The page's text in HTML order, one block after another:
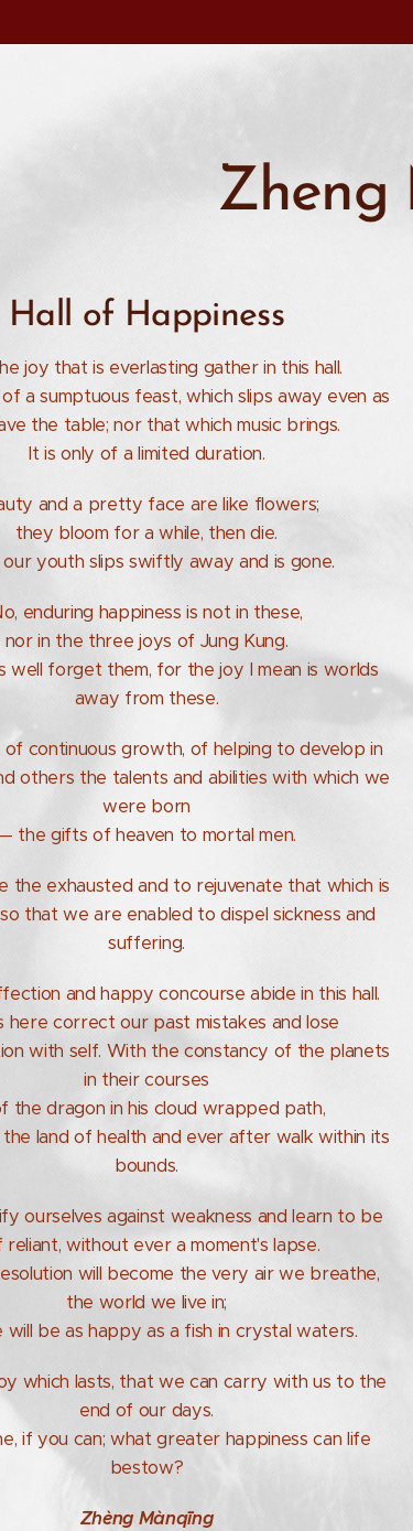
Zheng
Hall of Happiness
joy that is everlasting gather in this hall.
a sumptuous feast, which slips away even as
the table; nor that which music brings.
It is only of a limited duration.
and a pretty face are like flowers;
they bloom for a while, then die.
our youth slips swiftly away and is gone.
enduring happiness is not in these,
nor in the three joys of Jung Kung.
well forget them, for the joy I mean is worlds
away from these.
continuous growth, of helping to develop in
others the talents and abilities with which we
were born
the gifts of heaven to mortal men.
the exhausted and to rejuvenate that which is
that we are enabled to dispel sickness and
suffering.
and happy concourse abide in this hall.
here correct our past mistakes and lose
with self. With the constancy of the planets
in their courses
the dragon in his cloud wrapped path,
land of health and ever after walk within its
bounds.
ourselves against weakness and learn to be
reliant, without ever a moment's lapse.
will become the very air we breathe,
the world we live in;
will be as happy as a fish in crystal waters.
which lasts, that we can carry with us to the
end of our days.
if you can; what greater happiness can life
bestow?
Zhèng Mànqīng